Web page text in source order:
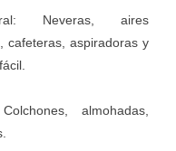
Neveras, aires
cafeteras, aspiradoras y
almohadas,